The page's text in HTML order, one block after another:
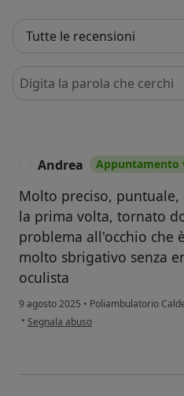
Cerca nelle recensioni
Andrea Appuntamento
Molto preciso,
la prima volta, tornato
problema all'occhio che
molto sbrigativo senza
oculista
9 agosto 2025 • Poliambulatorio
• secondo l'opinione dell'utente Andrea
Segnala abuso